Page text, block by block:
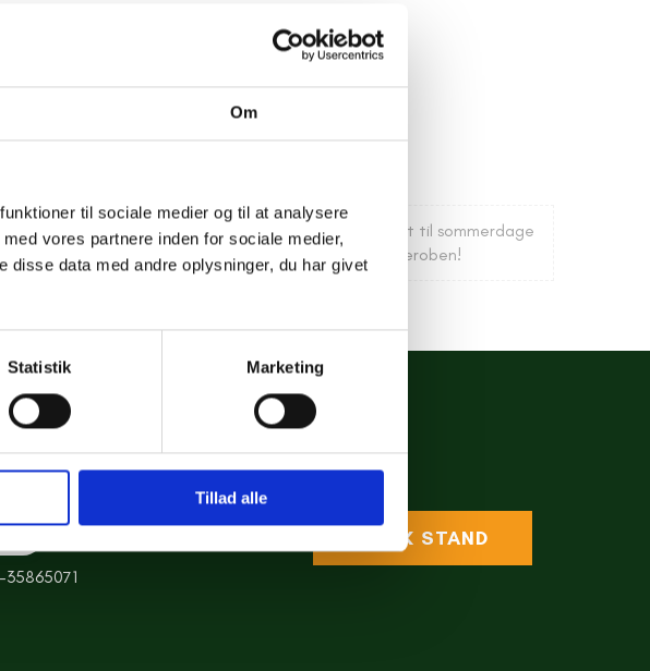
Om
til sociale medier og til at analysere
vores partnere inden for sociale medier,
disse data med andre oplysninger, du har givet
Statistik Marketing
Tillad alle
dage tilbage
med hjerter og flæser ved ærmerne. Perfekt til sommerdage
nemt styles op eller ned. Et charmerende fund til garderoben!
35865071
BOOK STAND